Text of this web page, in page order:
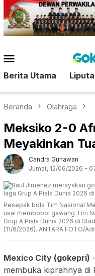
Loncat
ke
konten
Mobile
Berita Utama
Beranda Olahraga
Meksiko 2-0
Meyakinkan
Candra Gunawan
Jumat, 12/06/2026 -
Pesepak bola Tim Nasional
usai membobol gawang Tim
Grup A Piala Dunia 2026 di
(11/6/2026). ANTARA FOTO/
Mexico City (gokepri)
membuka kiprahnya di